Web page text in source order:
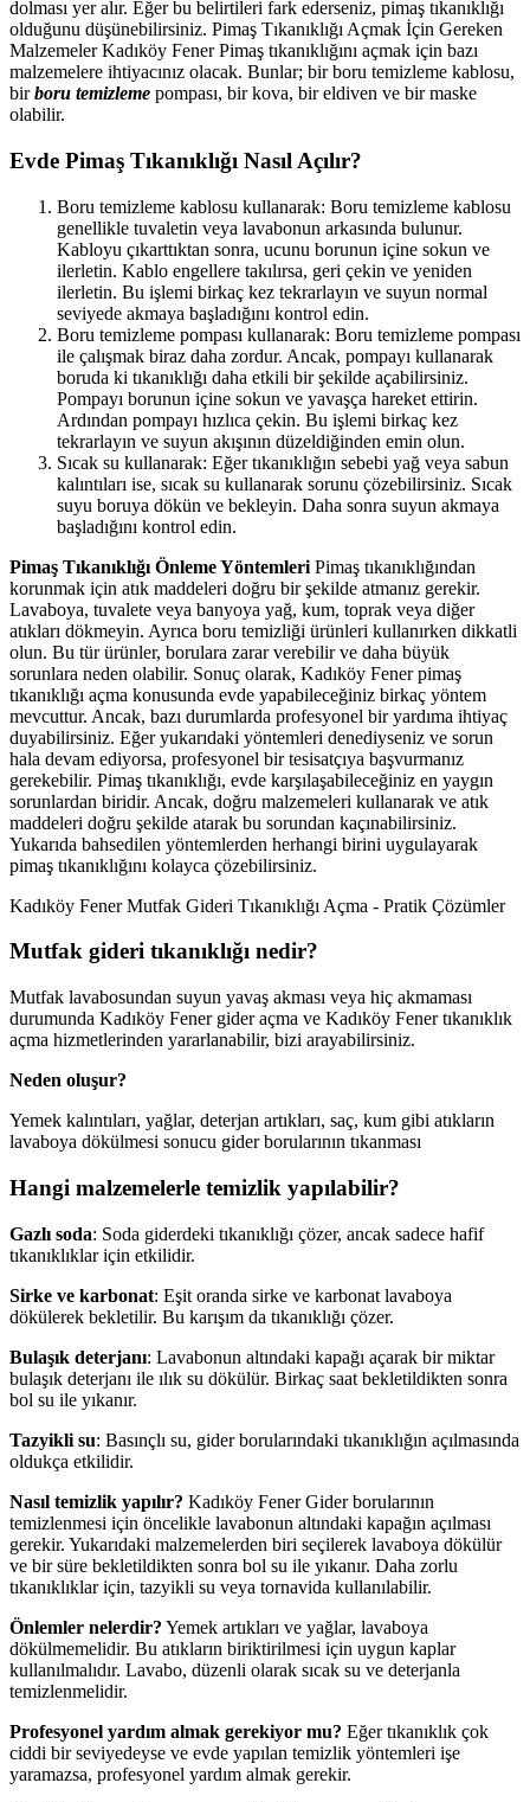
dolması yer alır. Eğer bu belirtileri fark ederseniz, pimaş tıkanıklığı
olduğunu düşünebilirsiniz. Pimaş Tıkanıklığı Açmak İçin Gereken
Malzemeler Kadıköy Fener Pimaş tıkanıklığını açmak için bazı
malzemelere ihtiyacınız olacak. Bunlar; bir boru temizleme kablosu,
birboru temizleme pompası, bir kova, bir eldiven ve bir maske
olabilir.
Evde Pimaş Tıkanıklığı Nasıl Açılır?
Boru temizleme kablosu kullanarak: Boru temizleme kablosu
genellikle tuvaletin veya lavabonun arkasında bulunur.
Kabloyu çıkarttıktan sonra, ucunu borunun içine sokun ve
ilerletin. Kablo engellere takılırsa, geri çekin ve yeniden
ilerletin. Bu işlemi birkaç kez tekrarlayın ve suyun normal
seviyede akmaya başladığını kontrol edin.
Boru temizleme pompası kullanarak: Boru temizleme pompası
ile çalışmak biraz daha zordur. Ancak, pompayı kullanarak
boruda ki tıkanıklığı daha etkili bir şekilde açabilirsiniz.
Pompayı borunun içine sokun ve yavaşça hareket ettirin.
Ardından pompayı hızlıca çekin. Bu işlemi birkaç kez
tekrarlayın ve suyun akışının düzeldiğinden emin olun.
Sıcak su kullanarak: Eğer tıkanıklığın sebebi yağ veya sabun
kalıntıları ise, sıcak su kullanarak sorunu çözebilirsiniz. Sıcak
suyu boruya dökün ve bekleyin. Daha sonra suyun akmaya
başladığını kontrol edin.
Pimaş Tıkanıklığı Önleme Yöntemleri Pimaş tıkanıklığından
korunmak için atık maddeleri doğru bir şekilde atmanız gerekir.
Lavaboya, tuvalete veya banyoya yağ, kum, toprak veya diğer
atıkları dökmeyin. Ayrıca boru temizliği ürünleri kullanırken dikkatli
olun. Bu tür ürünler, borulara zarar verebilir ve daha büyük
sorunlara neden olabilir. Sonuç olarak, Kadıköy Fener pimaş
tıkanıklığı açma konusunda evde yapabileceğiniz birkaç yöntem
mevcuttur. Ancak, bazı durumlarda profesyonel bir yardıma ihtiyaç
duyabilirsiniz. Eğer yukarıdaki yöntemleri denediyseniz ve sorun
hala devam ediyorsa, profesyonel bir tesisatçıya başvurmanız
gerekebilir. Pimaş tıkanıklığı, evde karşılaşabileceğiniz en yaygın
sorunlardan biridir. Ancak, doğru malzemeleri kullanarak ve atık
maddeleri doğru şekilde atarak bu sorundan kaçınabilirsiniz.
Yukarıda bahsedilen yöntemlerden herhangi birini uygulayarak
pimaş tıkanıklığını kolayca çözebilirsiniz.
Kadıköy Fener Mutfak Gideri Tıkanıklığı Açma - Pratik Çözümler
Mutfak gideri tıkanıklığı nedir?
Mutfak lavabosundan suyun yavaş akması veya hiç akmaması
durumunda Kadıköy Fener gider açma ve Kadıköy Fener tıkanıklık
açma hizmetlerinden yararlanabilir, bizi arayabilirsiniz.
Neden oluşur?
Yemek kalıntıları, yağlar, deterjan artıkları, saç, kum gibi atıkların
lavaboya dökülmesi sonucu gider borularının tıkanması
Hangi malzemelerle temizlik yapılabilir?
Gazlı soda: Soda giderdeki tıkanıklığı çözer, ancak sadece hafif
tıkanıklıklar için etkilidir.
Sirke ve karbonat: Eşit oranda sirke ve karbonat lavaboya
dökülerek bekletilir. Bu karışım da tıkanıklığı çözer.
Bulaşık deterjanı: Lavabonun altındaki kapağı açarak bir miktar
bulaşık deterjanı ile ılık su dökülür. Birkaç saat bekletildikten sonra
bol su ile yıkanır.
Tazyikli su: Basınçlı su, gider borularındaki tıkanıklığın açılmasında
oldukça etkilidir.
Nasıl temizlik yapılır? Kadıköy Fener Gider borularının
temizlenmesi için öncelikle lavabonun altındaki kapağın açılması
gerekir. Yukarıdaki malzemelerden biri seçilerek lavaboya dökülür
ve bir süre bekletildikten sonra bol su ile yıkanır. Daha zorlu
tıkanıklıklar için, tazyikli su veya tornavida kullanılabilir.
Önlemler nelerdir? Yemek artıkları ve yağlar, lavaboya
dökülmemelidir. Bu atıkların biriktirilmesi için uygun kaplar
kullanılmalıdır. Lavabo, düzenli olarak sıcak su ve deterjanla
temizlenmelidir.
Profesyonel yardım almak gerekiyor mu? Eğer tıkanıklık çok
ciddi bir seviyedeyse ve evde yapılan temizlik yöntemleri işe
yaramazsa, profesyonel yardım almak gerekir.